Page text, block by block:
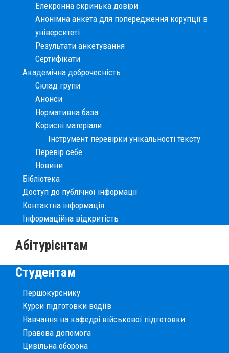
Елекронна скринька довіри
Анонімна анкета для попередження корупції в
університеті
Результати анкетування
Сертифікати
Академічна доброчесність
Склад групи
Анонси
Нормативна база
Корисні матеріали
Інструмент перевірки унікальності тексту
Перевір себе
Новини
Бібліотека
Доступ до публічної інформації
Контактна інформація
Інформаційна відкритість
Абітурієнтам
Студентам
Першокурснику
Курси підготовки водіїв
Навчання на кафедрі військової підготовки
Правова допомога
Цивільна оборона